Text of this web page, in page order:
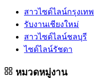
สาวไซด์ไลน์กรุงเทพ
รับงานเชียงใหม่
สาวไซด์ไลน์ชลบุรี
ไซด์ไลน์รัชดา
หมวดหมู่งาน